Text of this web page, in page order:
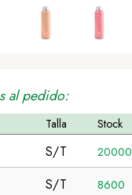
al pedido:
Talla Stock
S/T 20000
S/T 8600